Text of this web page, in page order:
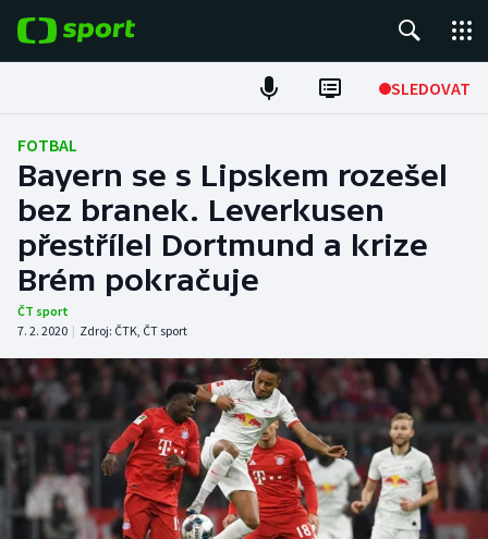
SLEDOVAT
Fotbal
Hokej
Tenis
Atletika
DALŠÍ SPORTY
Americký fotbal
Baseball a softbal
NEPŘEHLÉDNĚTE
Soutěže
FOTBAL
Bayern se s Lipskem rozešel
bez branek. Leverkusen
přestřílel Dortmund a krize
Brém pokračuje
ČT sport
7. 2. 2020 | Zdroj: ČTK, ČT sport